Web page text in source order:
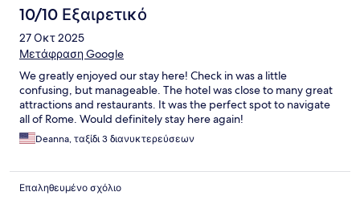
10/10 Εξαιρετικό
27 Οκτ 2025
Μετάφραση Google
We greatly enjoyed our stay here! Check in was a little
confusing, but manageable. The hotel was close to many great
attractions and restaurants. It was the perfect spot to navigate
all of Rome. Would definitely stay here again!
Deanna, ταξίδι 3 διανυκτερεύσεων
Επαληθευμένο σχόλιο